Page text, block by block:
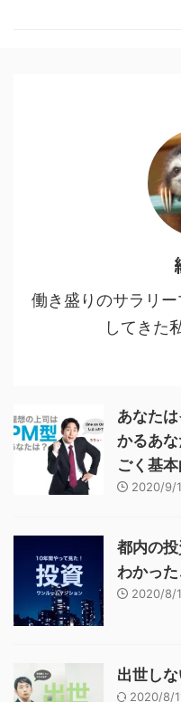
鬼である人間を切りながらも尊
し、その先をあり方を強烈に訴
働き盛りのサラリ
してきた
あなた
かるあ
ごく基本
2020/9/
都内の
わかった
2020/8/
出世し
2020/8/